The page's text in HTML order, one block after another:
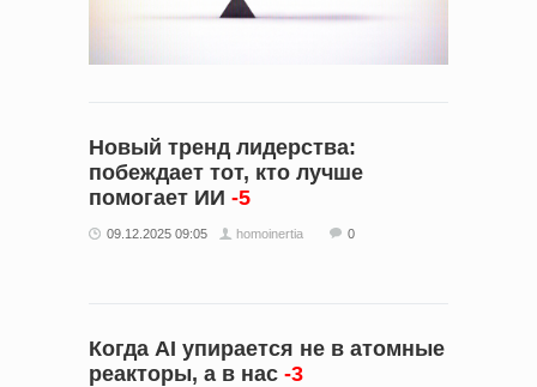
Новый тренд лидерства:
побеждает тот, кто лучше
помогает ИИ -5
09.12.2025 09:05 homoinertia 0
Когда AI упирается не в атомные
реакторы, а в нас -3